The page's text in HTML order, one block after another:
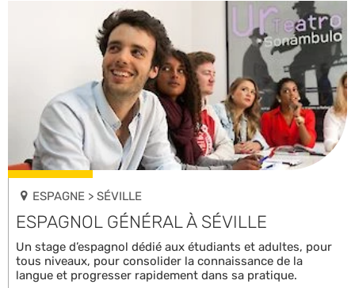
ESPAGNE > SÉVILLE
ESPAGNOL GÉNÉRAL À SÉVILLE
Un stage d’espagnol dédié aux étudiants et adultes, pour
tous niveaux, pour consolider la connaissance de la
langue et progresser rapidement dans sa pratique.